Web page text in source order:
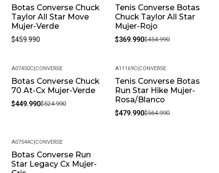
Botas Converse Chuck
Taylor All Star Move
Mujer-Verde
$459.990
-19%
Tenis Converse Botas
Chuck Taylor All Star
Mujer-Rojo
$369.990$454.990
-14%
A07450C CONVERSE
Botas Converse Chuck
70 At-Cx Mujer-Verde
$449.990$524.990
-15%
A11169C CONVERSE
Tenis Converse Botas
Run Star Hike Mujer-
Rosa/Blanco
$479.990$564.990
-16%
A07544C CONVERSE
Botas Converse Run
Star Legacy Cx Mujer-